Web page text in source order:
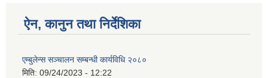
ऐन, कानुन तथा निर्देशिका
एम्बुलेन्स सञ्चालन सम्बन्धी कार्यविधि २०८०
मिति: 09/24/2023 - 12:22